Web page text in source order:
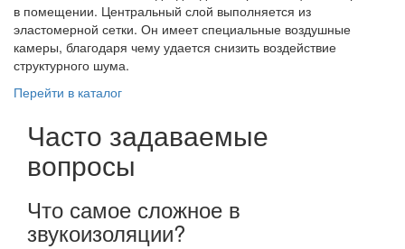
в помещении. Центральный слой выполняется из
эластомерной сетки. Он имеет специальные воздушные
камеры, благодаря чему удается снизить воздействие
структурного шума.
Перейти в каталог
Часто задаваемые
вопросы
Что самое сложное в
звукоизоляции?